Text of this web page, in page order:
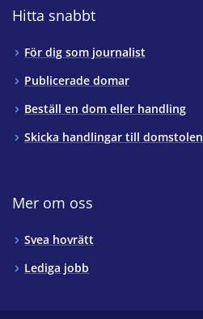
Hitta snabbt
För dig som journalist
Publicerade domar
Beställ en dom eller handling
Skicka handlingar till domstolen
Mer om oss
Svea hovrätt
Lediga jobb